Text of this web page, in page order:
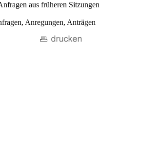
aus früheren Sitzungen
Anregungen, Anträgen